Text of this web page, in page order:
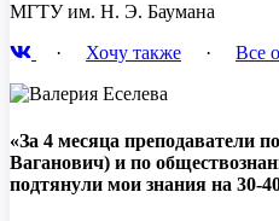
МГТУ им. Н. Э. Баумана
· Хочу также · Все
«За 4 месяца преподаватели
Ваганович) и по
подтянули мои знания на